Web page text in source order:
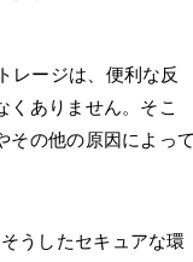
レージは、便利な反
くありません。そこ
その他の原因によって
うしたセキュアな環